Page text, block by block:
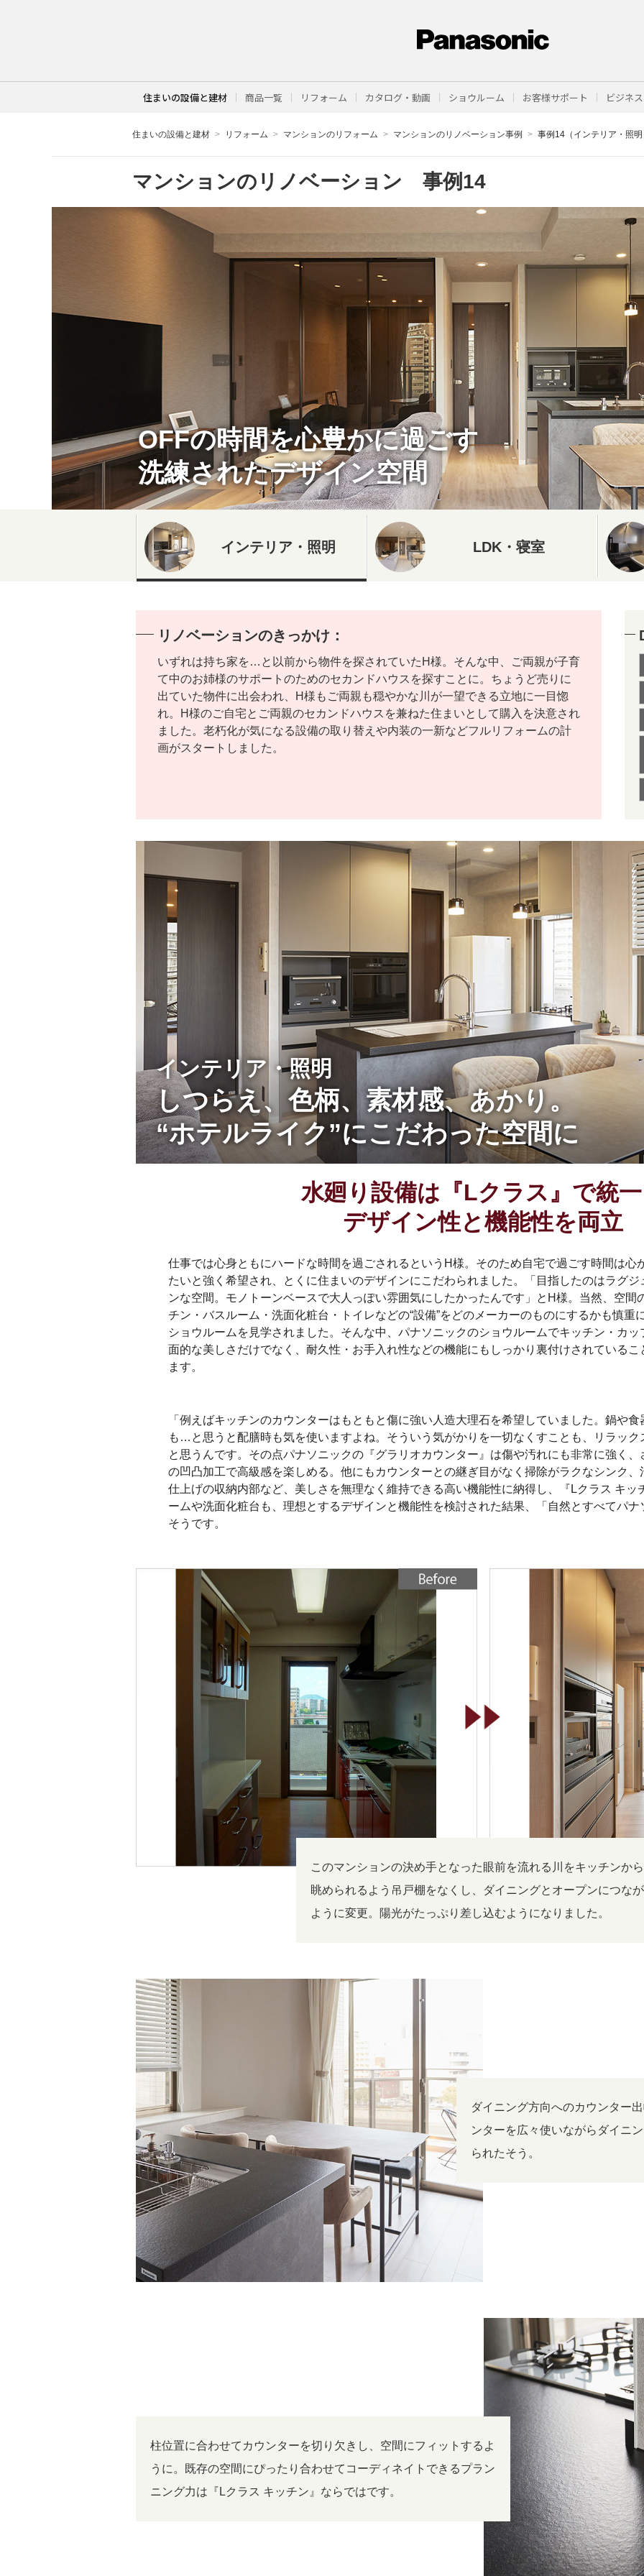
住まいの設備と建材 商品一覧 リフォーム カタログ・動画 ショウルーム お客様サポート ビジネ
住まいの設備と建材 リフォーム マンションのリフォーム マンションのリノベーション事例 事例14（インテリア・照
マンションのリノベーション 事例14
OFFの時間を心豊かに過ごす
洗練されたデザイン空間
リノベーションのきっかけ：
いずれは持ち家を…と以前から物件を探されていたH様。そんな中、ご両親が子育
て中のお姉様のサポートのためのセカンドハウスを探すことに。ちょうど売りに
出ていた物件に出会われ、H様もご両親も穏やかな川が一望できる立地に一目惚
れ。H様のご自宅とご両親のセカンドハウスを兼ねた住まいとして購入を決意され
ました。老朽化が気になる設備の取り替えや内装の一新などフルリフォームの計
画がスタートしました。
インテリア・照明 LDK・寝室
インテリア・照明
しつらえ、色柄、素材感、あかり。
“ホテルライク”にこだわった空間に
水廻り設備は『Lクラス』で統
デザイン性と機能性を両立
仕事では心身ともにハードな時間を過ごされるというH様。そのため自宅で過ごす時間は心
たいと強く希望され、とくに住まいのデザインにこだわられました。「目指したのはラグ
ンな空間。モノトーンベースで大人っぽい雰囲気にしたかったんです」とH様。当然、空間
チン・バスルーム・洗面化粧台・トイレなどの“設備”をどのメーカーのものにするかも慎重
ショウルームを見学されました。そんな中、パナソニックのショウルームでキッチン・カ
面的な美しさだけでなく、耐久性・お手入れ性などの機能にもしっかり裏付けされている
ます。
「例えばキッチンのカウンターはもともと傷に強い人造大理石を希望していました。鍋や
も…と思うと配膳時も気を使いますよね。そういう気がかりを一切なくすことも、リラッ
と思うんです。その点パナソニックの『グラリオカウンター』は傷や汚れにも非常に強く
の凹凸加工で高級感を楽しめる。他にもカウンターとの継ぎ目がなく掃除がラクなシンク
仕上げの収納内部など、美しさを無理なく維持できる高い機能性に納得し、『Lクラス キッ
ームや洗面化粧台も、理想とするデザインと機能性を検討された結果、「自然とすべてパ
そうです。
このマンションの決め手となった眼前を流れる川をキッチンか
眺められるよう吊戸棚をなくし、ダイニングとオープンにつな
ように変更。陽光がたっぷり差し込むようになりました。
ダイニング方向へのカウンター
ンターを広々使いながらダイニ
られたそう。
柱位置に合わせてカウンターを切り欠きし、空間にフィットするよ
うに。既存の空間にぴったり合わせてコーディネイトできるプラン
ニング力は『Lクラス キッチン』ならではです。